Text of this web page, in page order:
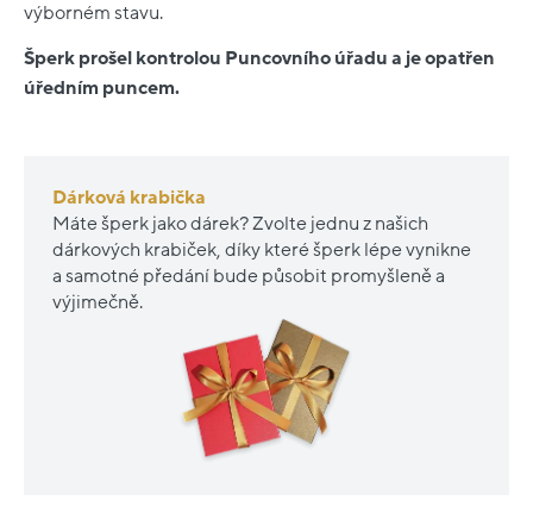
výborném stavu.
Šperk prošel kontrolou Puncovního úřadu a je opatřen
úředním puncem.
Dárková krabička
Máte šperk jako dárek? Zvolte jednu z našich
dárkových krabiček, díky které šperk lépe vynikne
a samotné předání bude působit promyšleně a
výjimečně.